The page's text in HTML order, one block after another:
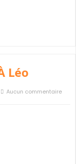
Léo
Aucun commentaire